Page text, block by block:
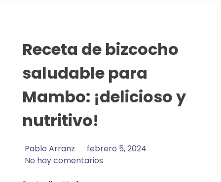
Receta de bizcocho
saludable para
Mambo: ¡delicioso y
nutritivo!
Pablo Arranz
febrero 5, 2024
No hay comentarios